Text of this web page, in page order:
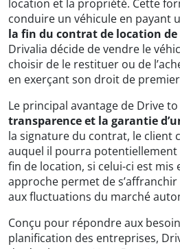
location et la propriété. Cette
conduire un véhicule en payant
la fin du contrat de location de
Drivalia décide de vendre le
choisir de le restituer ou de
en exerçant son droit de
Le principal avantage de Drive
transparence et la garantie
la signature du contrat, le client
auquel il pourra potentiellement
fin de location, si celui-ci est mis
approche permet de
aux fluctuations du marché
Conçu pour répondre aux
planification des entreprises,